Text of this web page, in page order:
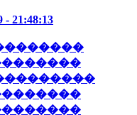
- 21:48:13